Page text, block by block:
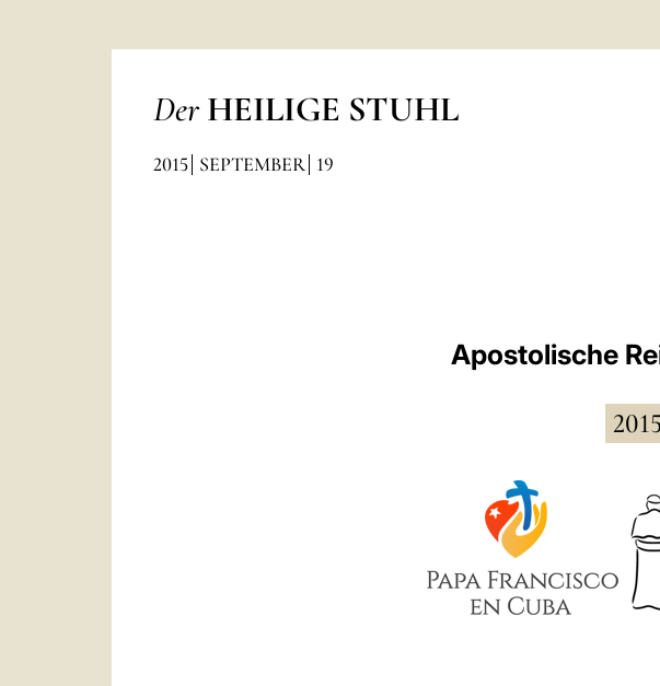
Der HEILIGE STUHL
2015 SEPTEMBER 19
Apostolische
2015